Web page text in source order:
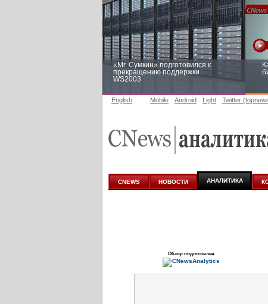
«Mr. Сумкин» подготовился к
прекращению поддержки
WS2003
аналитике
English Mobile Android Light Twitter
CNEWS НОВОСТИ АНАЛИТИКА
Обзор подготовлен